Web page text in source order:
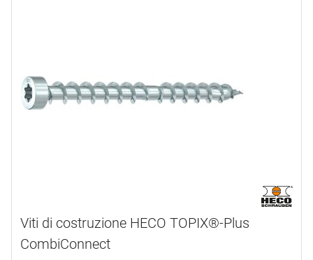
Viti di costruzione HECO TOPIX®-Plus
CombiConnect